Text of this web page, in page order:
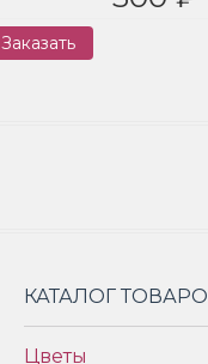
Заказать
КАТАЛОГ
Цветы